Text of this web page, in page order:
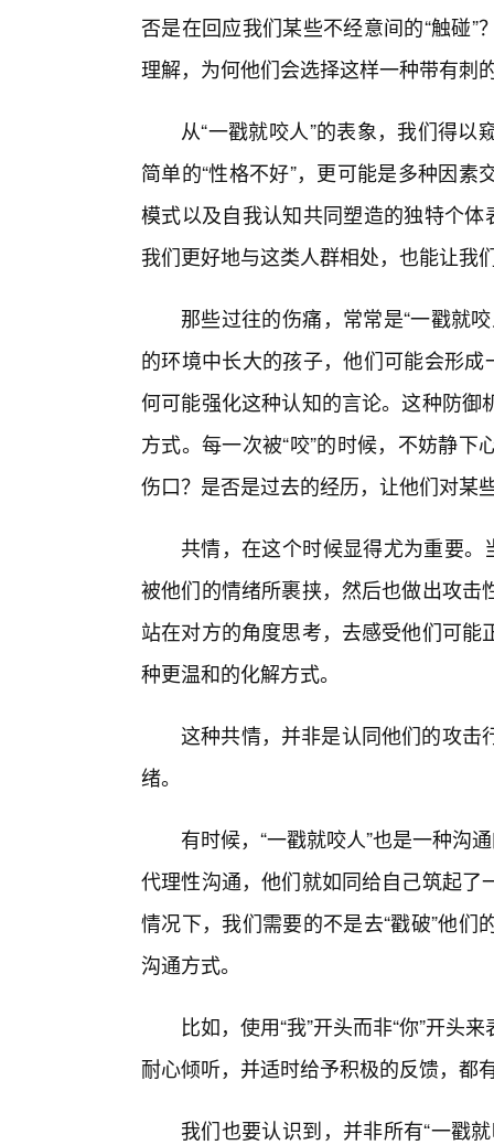
否是在回应我们某些不经意间的“触碰
理解，为何他们会选择这样一种带有刺
从“一戳就咬人”的表象，我们得
简单的“性格不好”，更可能是多种因
模式以及自我认知共同塑造的独特个
我们更好地与这类人群相处，也能让我
那些过往的伤痛，常常是“一戳就
的环境中长大的孩子，他们可能会形
何可能强化这种认知的言论。这种防
方式。每一次被“咬”的时候，不妨静
伤口？是否是过去的经历，让他们对某
共情，在这个时候显得尤为重要。
被他们的情绪所裹挟，然后也做出攻
站在对方的角度思考，去感受他们可
种更温和的化解方式。
这种共情，并非是认同他们的攻击
绪。
有时候，“一戳就咬人”也是一种沟
代理性沟通，他们就如同给自己筑起
情况下，我们需要的不是去“戳破”他
沟通方式。
比如，使用“我”开头而非“你”开头
耐心倾听，并适时给予积极的反馈，都
我们也要认识到，并非所有“一戳